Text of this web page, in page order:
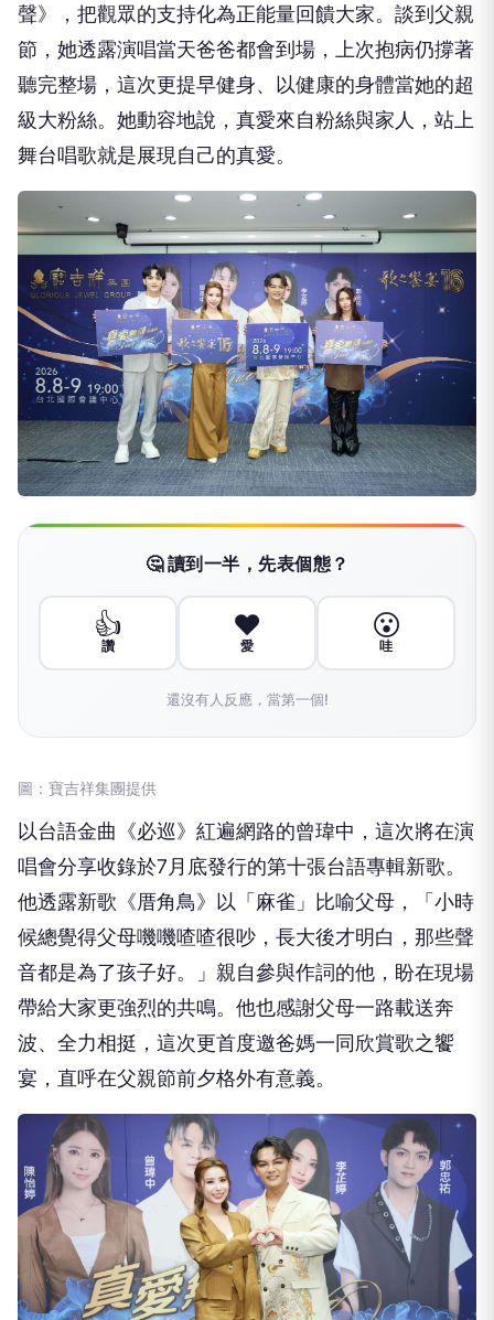
聲》，把觀眾的支持化為正能量回饋大家。談到父親
節，她透露演唱當天爸爸都會到場，上次抱病仍撐著
聽完整場，這次更提早健身、以健康的身體當她的超
級大粉絲。她動容地說，真愛來自粉絲與家人，站上
舞台唱歌就是展現自己的真愛。
🤔 讀到一半，先表個態？
👍
讚
❤️
愛
😮
哇
還沒有人反應，當第一個!
圖：寶吉祥集團提供
以台語金曲《必巡》紅遍網路的曾瑋中，這次將在演
唱會分享收錄於7月底發行的第十張台語專輯新歌。
他透露新歌《厝角鳥》以「麻雀」比喻父母，「小時
候總覺得父母嘰嘰喳喳很吵，長大後才明白，那些聲
音都是為了孩子好。」親自參與作詞的他，盼在現場
帶給大家更強烈的共鳴。他也感謝父母一路載送奔
波、全力相挺，這次更首度邀爸媽一同欣賞歌之饗
宴，直呼在父親節前夕格外有意義。